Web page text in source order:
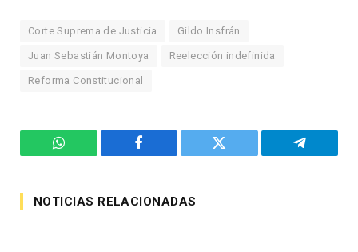
Corte Suprema de Justicia Gildo Insfrán
Juan Sebastián Montoya Reelección indefinida
Reforma Constitucional
WhatsApp Facebook Twitter Telegram
NOTICIAS RELACIONADAS